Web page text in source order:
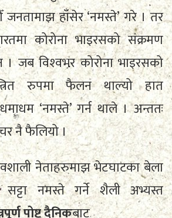
हाँसेर ‘नमस्ते’ गरे । तर
कोरोना भाइरसको संक्रमण
जब विश्‍वभर कोरोना भाइरसको
रुपमा फैलन थाल्यो हात
‘नमस्ते’ गर्न थाले । अन्ततः
नै फैलियो ।
नेताहरुमाझ भेटघाटका बेला
सट्टा नमस्ते गर्ने शैली अभ्यस्त